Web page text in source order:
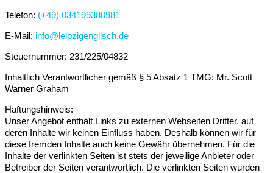
Telefon: (+49) 034199380981
E-Mail: info@leipzigenglisch.de
Steuernummer: 231/225/04832
Inhaltlich Verantwortlicher gemäß § 5 Absatz 1 TMG: Mr. Scott
Warner Graham
Haftungshinweis:
Unser Angebot enthält Links zu externen Webseiten Dritter, auf
deren Inhalte wir keinen Einfluss haben. Deshalb können wir für
diese fremden Inhalte auch keine Gewähr übernehmen. Für die
Inhalte der verlinkten Seiten ist stets der jeweilige Anbieter oder
Betreiber der Seiten verantwortlich. Die verlinkten Seiten wurden